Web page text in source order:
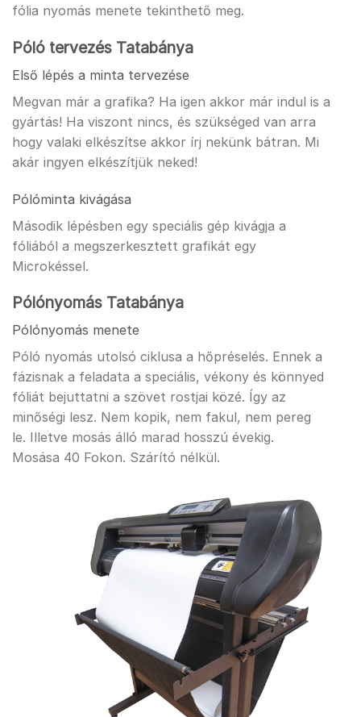
fólia nyomás menete tekinthető meg.
Póló tervezés Tatabánya
Első lépés a minta tervezése
Megvan már a grafika? Ha igen akkor már indul is a
gyártás! Ha viszont nincs, és szükséged van arra
hogy valaki elkészítse akkor írj nekünk bátran. Mi
akár ingyen elkészítjük neked!
Pólóminta kivágása
Második lépésben egy speciális gép kivágja a
fóliából a megszerkesztett grafikát egy
Microkéssel.
Pólónyomás Tatabánya
Pólónyomás menete
Póló nyomás utolsó ciklusa a hőpréselés. Ennek a
fázisnak a feladata a speciális, vékony és könnyed
fóliát bejuttatni a szövet rostjai közé. Így az
minőségi lesz. Nem kopik, nem fakul, nem pereg
le. Illetve mosás álló marad hosszú évekig.
Mosása 40 Fokon. Szárító nélkül.